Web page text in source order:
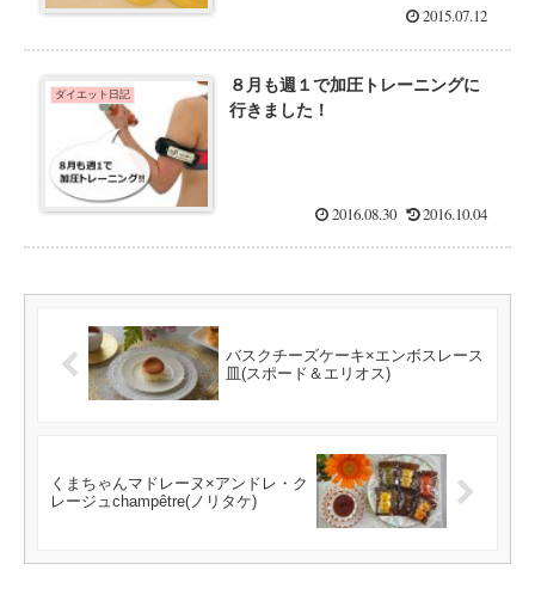
2015.07.12
ダイエット日記
８月も週１で加圧トレーニングに
行きました！
2016.08.30 2016.10.04
バスクチーズケーキ×エンボスレース
皿(スポード＆エリオス)
くまちゃんマドレーヌ×アンドレ・ク
レージュchampêtre(ノリタケ)